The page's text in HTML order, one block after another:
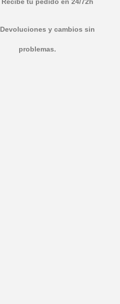
Devoluciones y cambios sin
problemas.